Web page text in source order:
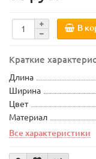
В
Краткие
Длина
Ширина
Цвет
Материал
Все характеристики